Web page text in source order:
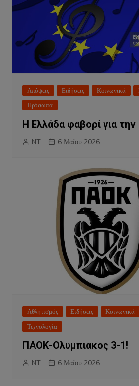
Απόψεις Ειδήσεις Κοινωνικά
Πρόσωπα
Η Ελλάδα φαβορί για
NT 6 Μαΐου 2026
Αθλητισμός Ειδήσεις Κοινωνικά
Τεχνολογία
ΠΑΟΚ-Ολυμπιακος 3-1!
NT 6 Μαΐου 2026